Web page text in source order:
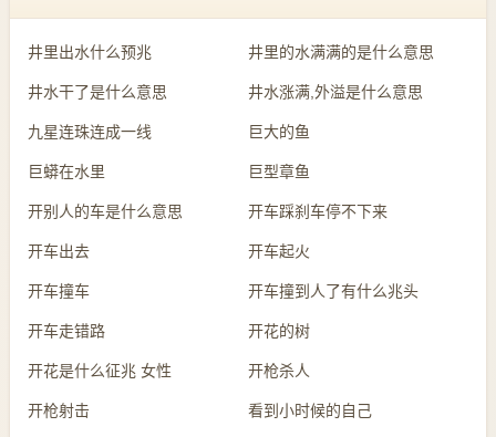
井里出水什么预兆 井里的水满满的是什么意思
井水干了是什么意思 井水涨满,外溢是什么意思
九星连珠连成一线 巨大的鱼
巨蟒在水里 巨型章鱼
开别人的车是什么意思 开车踩刹车停不下来
开车出去 开车起火
开车撞车 开车撞到人了有什么兆头
开车走错路 开花的树
开花是什么征兆 女性 开枪杀人
开枪射击 看到小时候的自己